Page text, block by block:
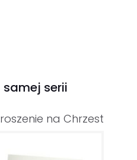
serii
na Chrzest